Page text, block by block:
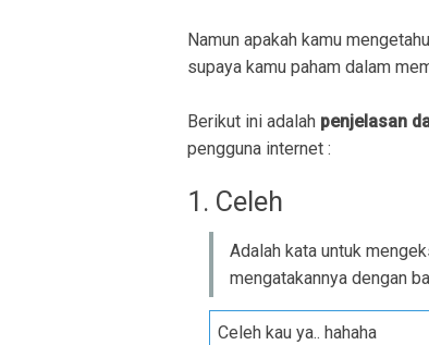
Namun apakah kamu
supaya kamu paham dalam
Berikut ini adalah penjelasan
pengguna internet :
1. Celeh
Adalah kata untuk
mengatakannya dengan
Celeh kau ya.. hahaha